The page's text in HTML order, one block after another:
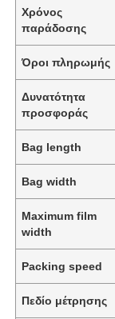
Χρόνος
παράδοσης
Όροι πληρωμής
Δυνατότητα
προσφοράς
Bag length
Bag width
Maximum film
width
Packing speed
Πεδίο μέτρησης